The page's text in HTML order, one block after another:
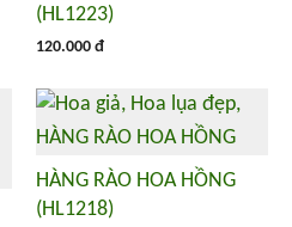
(HL1223)
120.000 đ
HÀNG RÀO HOA HỒNG
(HL1218)